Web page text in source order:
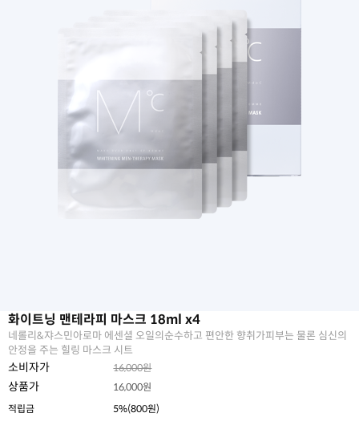
화이트닝 맨테라피 마스크 18ml x4
네롤리&쟈스민아로마 에센셜 오일의순수하고 편안한 향취가피부는 물론 심신의
안정을 주는 힐링 마스크 시트
소비자가 16,000원
상품가 16,000원
적립금
5%(800원)